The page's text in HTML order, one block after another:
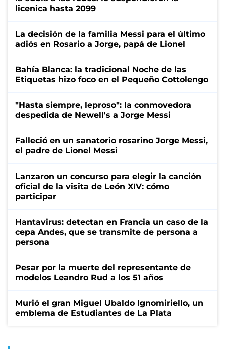
licenica hasta 2099
La decisión de la familia Messi para el último
adiós en Rosario a Jorge, papá de Lionel
Bahía Blanca: la tradicional Noche de las
Etiquetas hizo foco en el Pequeño Cottolengo
"Hasta siempre, leproso": la conmovedora
despedida de Newell's a Jorge Messi
Falleció en un sanatorio rosarino Jorge Messi,
el padre de Lionel Messi
Lanzaron un concurso para elegir la canción
oficial de la visita de León XIV: cómo
participar
Hantavirus: detectan en Francia un caso de la
cepa Andes, que se transmite de persona a
persona
Pesar por la muerte del representante de
modelos Leandro Rud a los 51 años
Murió el gran Miguel Ubaldo Ignomiriello, un
emblema de Estudiantes de La Plata